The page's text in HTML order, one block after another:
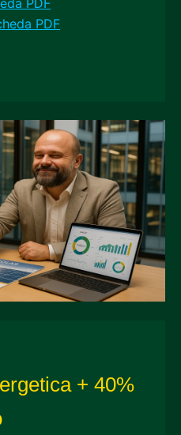
PDF
PDF
+ 40%